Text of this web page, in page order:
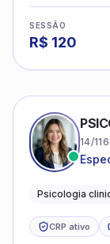
SESSÃO
R$ 120
14/
Psicologia
CRP ativo